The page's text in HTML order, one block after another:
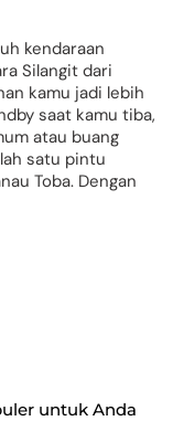
kendaraan
Silangit dari
kamu jadi lebih
saat kamu tiba,
atau buang
satu pintu
Toba. Dengan
untuk Anda